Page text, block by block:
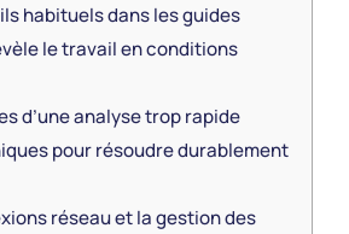
habituels dans les guides
le travail en conditions
d’une analyse trop rapide
pour résoudre durablement
réseau et la gestion des